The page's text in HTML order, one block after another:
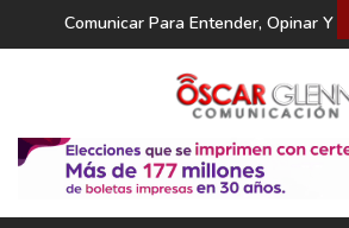
Comunicar Para Entender, Opinar Y